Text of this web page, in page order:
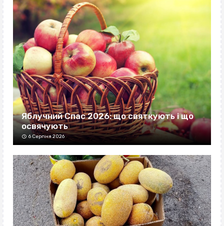
Яблучний Спас 2026: що святкують і що
освячують
6 Серпня 2026